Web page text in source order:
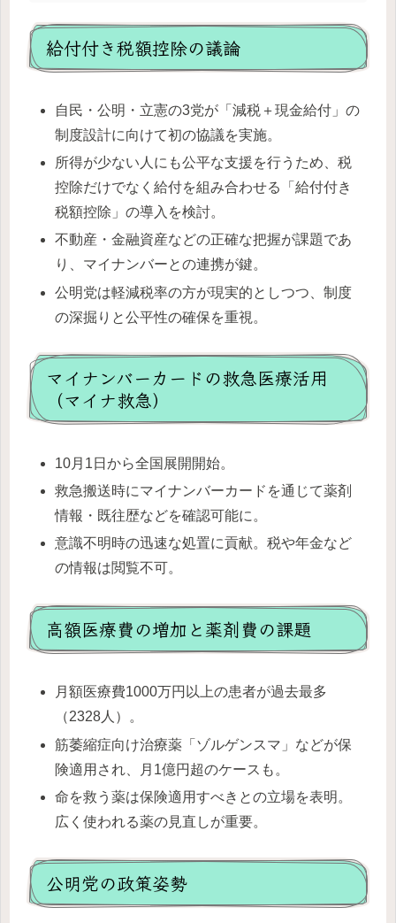
給付付き税額控除の議論
自民・公明・立憲の3党が「減税＋現金給付」の
制度設計に向けて初の協議を実施。
所得が少ない人にも公平な支援を行うため、税
控除だけでなく給付を組み合わせる「給付付き
税額控除」の導入を検討。
不動産・金融資産などの正確な把握が課題であ
り、マイナンバーとの連携が鍵。
公明党は軽減税率の方が現実的としつつ、制度
の深掘りと公平性の確保を重視。
マイナンバーカードの救急医療活用
（マイナ救急）
10月1日から全国展開開始。
救急搬送時にマイナンバーカードを通じて薬剤
情報・既往歴などを確認可能に。
意識不明時の迅速な処置に貢献。税や年金など
の情報は閲覧不可。
高額医療費の増加と薬剤費の課題
月額医療費1000万円以上の患者が過去最多
（2328人）。
筋萎縮症向け治療薬「ゾルゲンスマ」などが保
険適用され、月1億円超のケースも。
命を救う薬は保険適用すべきとの立場を表明。
広く使われる薬の見直しが重要。
公明党の政策姿勢